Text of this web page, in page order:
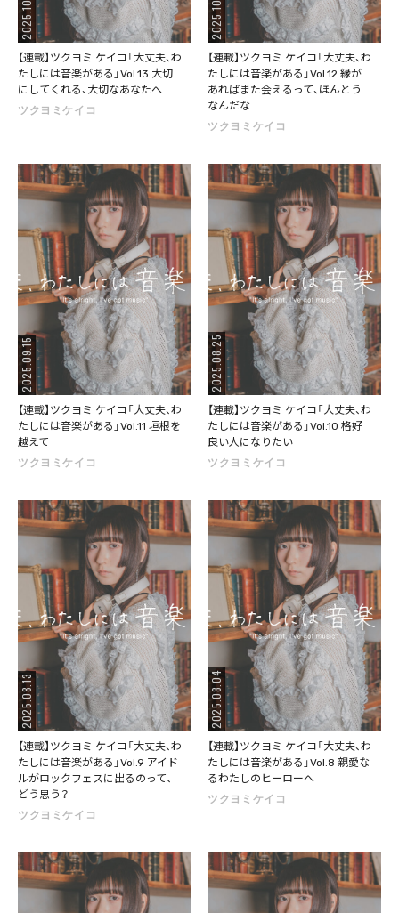
2025.10.20
【連載】ツクヨミ ケイコ「大丈夫、わ
たしには音楽がある」Vol.13 大切
にしてくれる、大切なあなたへ
ツクヨミケイコ
2025.10.06
【連載】ツクヨミ ケイコ「大丈夫、わ
たしには音楽がある」Vol.12 縁が
あればまた会えるって、ほんとう
なんだな
ツクヨミケイコ
2025.09.15
【連載】ツクヨミ ケイコ「大丈夫、わ
たしには音楽がある」Vol.11 垣根を
越えて
ツクヨミケイコ
2025.08.25
【連載】ツクヨミ ケイコ「大丈夫、わ
たしには音楽がある」Vol.10 格好
良い人になりたい
ツクヨミケイコ
2025.08.13
【連載】ツクヨミ ケイコ「大丈夫、わ
たしには音楽がある」Vol.9 アイド
ルがロックフェスに出るのって、
どう思う？
ツクヨミケイコ
2025.08.04
【連載】ツクヨミ ケイコ「大丈夫、わ
たしには音楽がある」Vol.8 親愛な
るわたしのヒーローへ
ツクヨミケイコ